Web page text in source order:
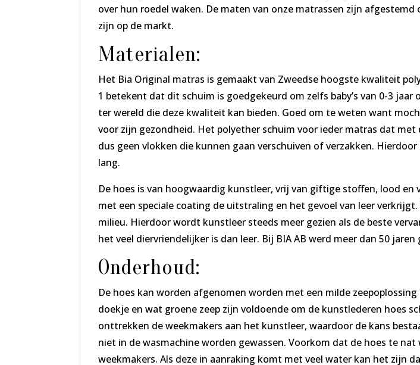
over hun roedel waken. De maten van onze matrassen zijn
zijn op de markt.
Materialen:
Het Bia Original matras is gemaakt van Zweedse hoogste kwaliteit
1 betekent dat dit schuim is goedgekeurd om zelfs baby’s van 0-3
ter wereld die deze kwaliteit kan bieden. Goed om te weten want
voor zijn gezondheid. Het polyether schuim voor ieder matras dat
dus geen vlokken die kunnen gaan verschuiven of verzakken.
lang.
De hoes is van hoogwaardig kunstleer, vrij van giftige stoffen, lood
met een speciale coating de uitstraling en het gevoel van leer
milieu. Hierdoor wordt kunstleer steeds meer gezien als de beste
het veel diervriendelijker is dan leer. Bij BIA AB werd meer dan 50
Onderhoud:
De hoes kan worden afgenomen worden met een milde
doekje en wat groene zeep zijn voldoende om de kunstlederen hoes
onttrekken de weekmakers aan het kunstleer, waardoor de kans
niet in de wasmachine worden gewassen. Voorkom dat de hoes te
weekmakers. Als deze in aanraking komt met veel water kan het zijn